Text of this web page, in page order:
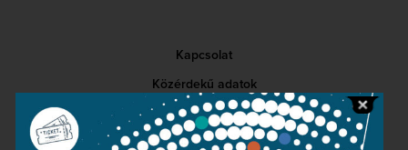
Kapcsolat
Közérdekű adatok
Sajtószoba
Adatvédelem